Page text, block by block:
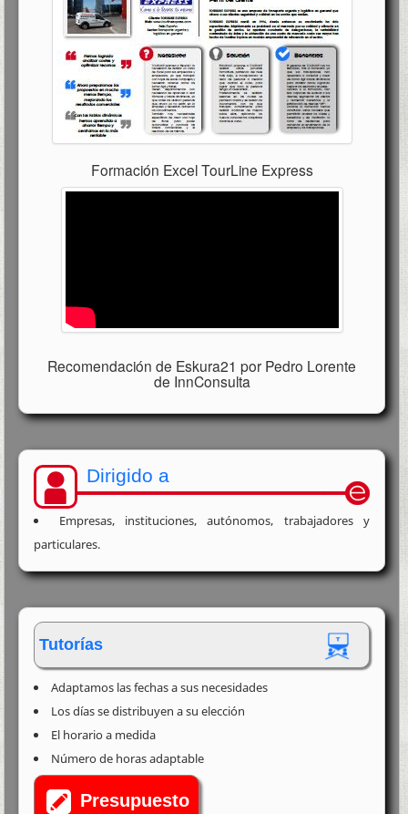
Formación Excel TourLine Express
Recomendación de Eskura21 por Pedro Lorente
de InnConsulta
Dirigido a
Empresas, instituciones, autónomos, trabajadores y
particulares.
Tutorías
Adaptamos las fechas a sus necesidades
Los días se distribuyen a su elección
El horario a medida
Número de horas adaptable
Presupuesto